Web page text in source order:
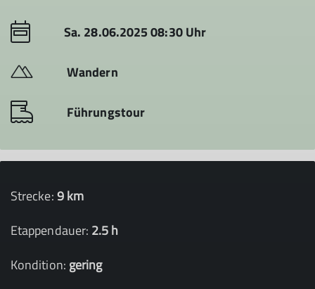
Sa. 28.06.2025 08:30 Uhr
Wandern
Führungstour
Strecke:9 km
Etappendauer: 2.5 h
Kondition: gering